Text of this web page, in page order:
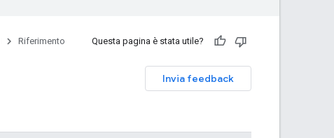
Riferimento Questa pagina è stata utile?
Invia feedback